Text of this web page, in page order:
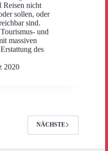
Reisen nicht
sollen, oder
sind.
und
massiven
des
2020
NÄCHSTE